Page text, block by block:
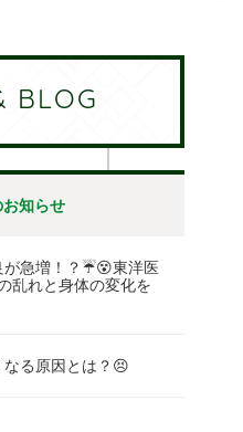
BLOG
知らせ
急増！？☔😵東洋医
乱れと身体の変化を
る原因とは？😣